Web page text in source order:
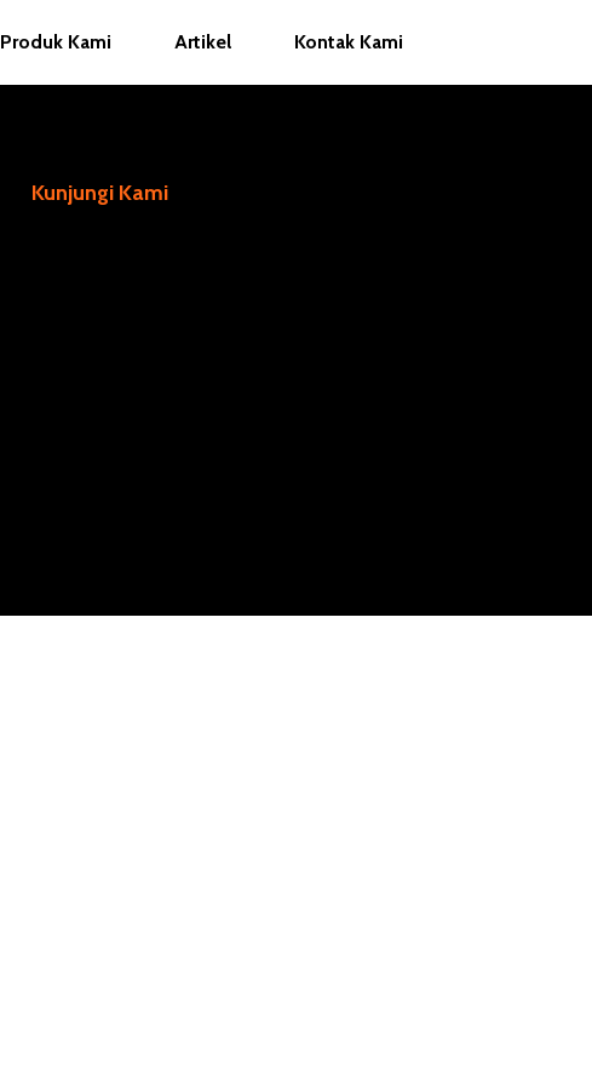
Produk Kami Artikel Kontak Kami
Kunjungi Kami